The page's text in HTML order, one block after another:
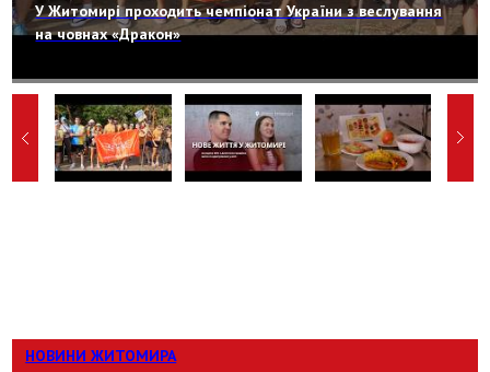
У Житомирі проходить чемпіонат України з веслування
на човнах «Дракон»
НОВИНИ ЖИТОМИРА